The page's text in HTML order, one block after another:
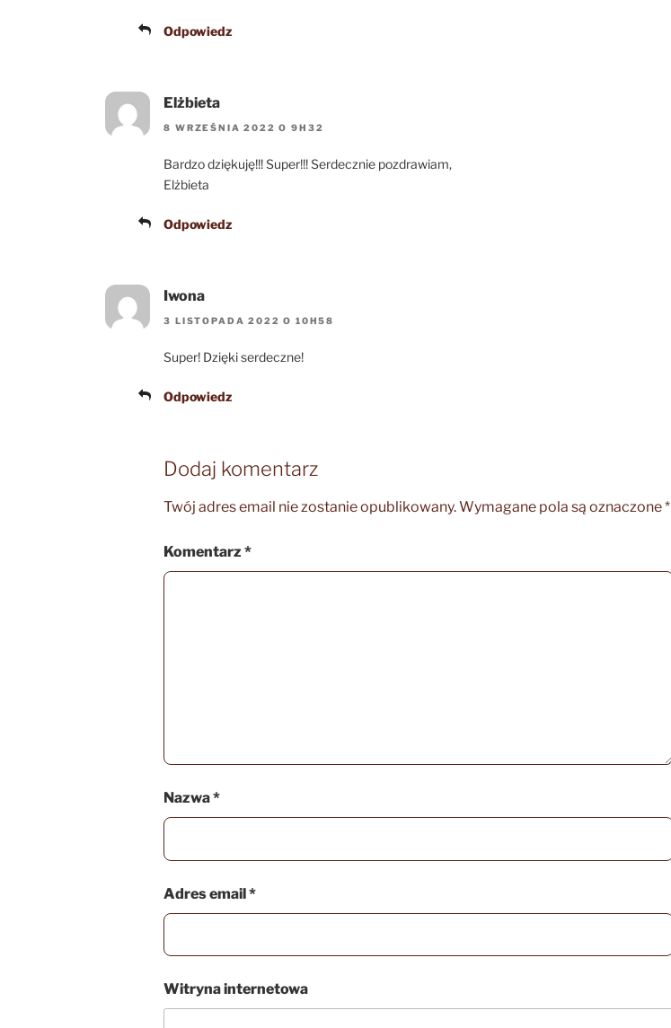
Odpowiedz
Elżbieta
8 WRZEŚNIA 2022 O 9H32
Bardzo dziękuję!!! Super!!! Serdecznie pozdrawiam,
Elżbieta
Odpowiedz
Iwona
3 LISTOPADA 2022 O 10H58
Super! Dzięki serdeczne!
Odpowiedz
Dodaj komentarz
Twój adres email nie zostanie opublikowany.Wymagane pola są oznaczone*
Komentarz*
Nazwa*
Adres email*
Witryna internetowa